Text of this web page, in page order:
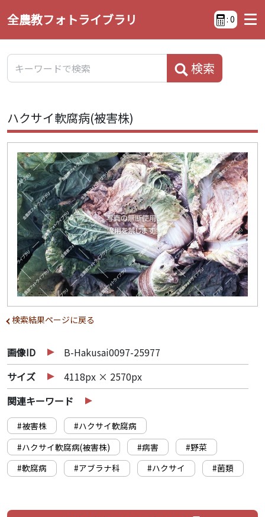
全農教フォトライブラリ : 0
検索
ハクサイ軟腐病(被害株)
検索結果ページに戻る
画像ID
B-Hakusai0097-25977
サイズ
4118px × 2570px
関連キーワード
#被害株
#ハクサイ軟腐病
#ハクサイ軟腐病(被害株)
#病害
#野菜
#軟腐病
#アブラナ科 #ハクサイ #菌類